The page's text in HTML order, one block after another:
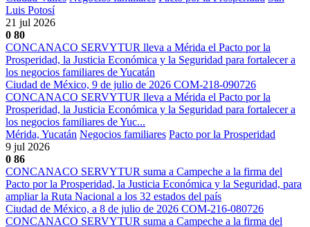
Luis Potosí
21 jul 2026
0 80
CONCANACO SERVYTUR lleva a Mérida el Pacto por la
Prosperidad, la Justicia Económica y la Seguridad para fortalecer a
los negocios familiares de Yucatán
Ciudad de México, 9 de julio de 2026 COM-218-090726
CONCANACO SERVYTUR lleva a Mérida el Pacto por la
Prosperidad, la Justicia Económica y la Seguridad para fortalecer a
los negocios familiares de Yuc...
Mérida, Yucatán Negocios familiares Pacto por la Prosperidad
9 jul 2026
0 86
CONCANACO SERVYTUR suma a Campeche a la firma del
Pacto por la Prosperidad, la Justicia Económica y la Seguridad, para
ampliar la Ruta Nacional a los 32 estados del país
Ciudad de México, a 8 de julio de 2026 COM-216-080726
CONCANACO SERVYTUR suma a Campeche a la firma del